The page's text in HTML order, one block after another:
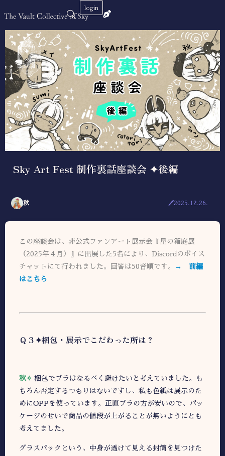
login
Sky Art Fest 制作裏話座談会 ✦後編
秋 🖊2025.12.26.
この座談会は、非公式ファンアート展示会『星の箱庭展
（2025年４月）』に出展した5名により、Discordのボイス
チャットにて行われました。回答は50音順です。
→ 前編
はこちら
Ｑ３✦梱包・展示でこだわった所は？
秋✧ 梱包でプラはなるべく避けたいと考えていました。も
ちろん否定するつもりはないですし、私も色紙は展示のた
めにOPPを使っています。正直プラの方が安いので、パッ
ケージのせいで商品の値段が上がることが無いようにとも
考えてました。
グラスパックという、中身が透けて見える封筒を見つけた